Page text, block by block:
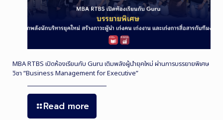
MBA RTBS เปิดห้องเรียนกับ Guru เติมพลังผู้นำยุคใหม่ ผ่านการบรรยายพิเศษ
วิชา “Business Management for Executive”
Read more